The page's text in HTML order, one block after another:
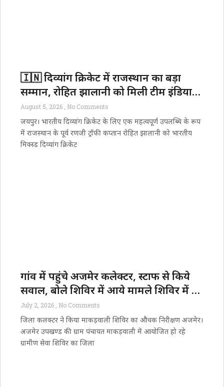
🇮🇳 दिव्यांग क्रिकेट में राजस्थान का बड़ा
सम्मान, रोहित झालानी को मिली टीम इंडिया
की कमान
August 5, 2026 No Comments
जयपुर। भारतीय दिव्यांग क्रिकेट के लिए एक महत्वपूर्ण उपलब्धि के रूप
में राजस्थान के पूर्व रणजी ट्रॉफी कप्तान रोहित झालानी को भारतीय
मिक्स्ड दिव्यांग क्रिकेट
गांव में पहुंचे अजमेर कलेक्टर, स्टाफ से किये
सवाल, बोले शिविर में आये मामले शिविर में ही
निपटाए
July 2, 2026 No Comments
जिला कलक्टर ने किया माकड़वाली शिविर का औचक निरीक्षण अजमेर।
अजमेर उपखण्ड की ग्राम पंचायत माकड़वाली में आयोजित हो रहे
ग्रामीण सेवा शिविर का जिला